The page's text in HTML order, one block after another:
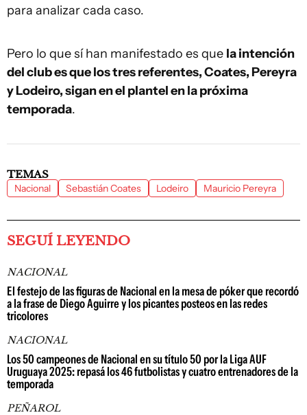
para analizar cada caso.
Pero lo que sí han manifestado es que la intención
del club es que los tres referentes, Coates, Pereyra
y Lodeiro, sigan en el plantel en la próxima
temporada.
TEMAS
Nacional Sebastián Coates Lodeiro Mauricio Pereyra
SEGUÍ LEYENDO
NACIONAL
El festejo de las figuras de Nacional en la mesa de póker que recordó
a la frase de Diego Aguirre y los picantes posteos en las redes
tricolores
NACIONAL
Los 50 campeones de Nacional en su título 50 por la Liga AUF
Uruguaya 2025: repasá los 46 futbolistas y cuatro entrenadores de la
temporada
PEÑAROL